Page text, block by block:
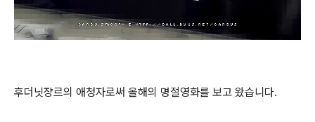
후더닛쟝르의 애청자로써 올해의 명절영화를 보고 왔습니다.